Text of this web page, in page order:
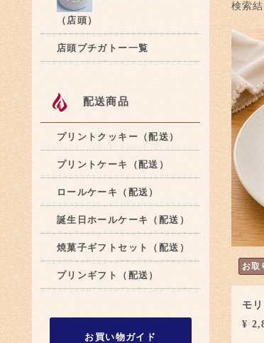
（店頭）
店頭プチガトー一覧
配送商品
プリントクッキー（配送）
プリントケーキ（配送）
ロールケーキ（配送）
誕生日ホールケーキ（配送）
焼菓子ギフトセット（配送）
プリンギフト（配送）
お買い物ガイド
検索
お取
モ
¥